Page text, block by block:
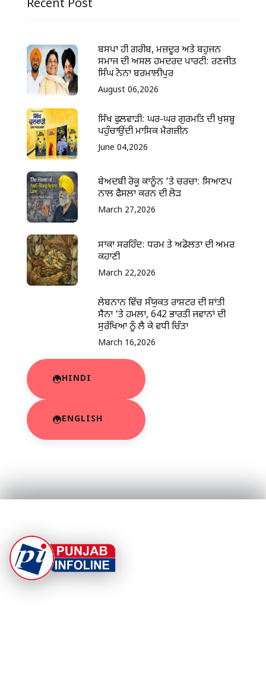
Recent Post
ਬਸਪਾ ਹੀ ਗਰੀਬ, ਮਜ਼ਦੂਰ ਅਤੇ ਬਹੁਜਨ
ਸਮਾਜ ਦੀ ਅਸਲ ਹਮਦਰਦ ਪਾਰਟੀ: ਰਣਜੀਤ
ਸਿੰਘ ਨੋਨਾ ਬਰਮਾਲੀਪੁਰ
August 06,2026
ਸਿੱਖ ਫੁਲਵਾੜੀ: ਘਰ-ਘਰ ਗੁਰਮਤਿ ਦੀ ਖੁਸ਼ਬੂ
ਪਹੁੰਚਾਉਂਦੀ ਮਾਸਿਕ ਮੈਗਜ਼ੀਨ
June 04,2026
ਬੇਅਦਬੀ ਰੋਕੂ ਕਾਨੂੰਨ ‘ਤੇ ਚਰਚਾ: ਸਿਆਣਪ
ਨਾਲ ਫੈਸਲਾ ਕਰਨ ਦੀ ਲੋੜ
March 27,2026
ਸਾਕਾ ਸਰਹਿੰਦ: ਧਰਮ ਤੇ ਅਡੋਲਤਾ ਦੀ ਅਮਰ
ਕਹਾਣੀ
March 22,2026
ਲੇਬਨਾਨ ਵਿੱਚ ਸੰਯੁਕਤ ਰਾਸ਼ਟਰ ਦੀ ਸ਼ਾਂਤੀ
ਸੈਨਾ ‘ਤੇ ਹਮਲਾ, 642 ਭਾਰਤੀ ਜਵਾਨਾਂ ਦੀ
ਸੁਰੱਖਿਆ ਨੂੰ ਲੈ ਕੇ ਵਧੀ ਚਿੰਤਾ
March 16,2026
HINDI
ENGLISH